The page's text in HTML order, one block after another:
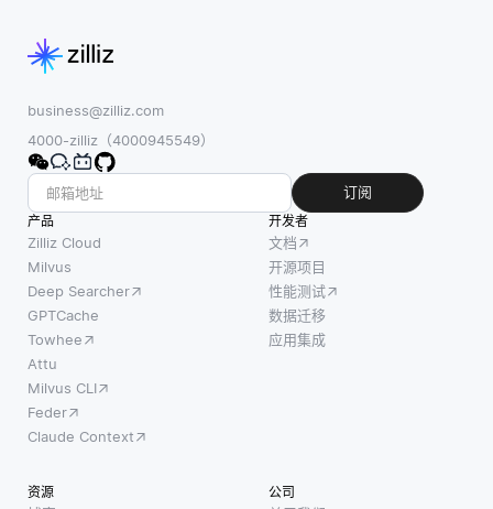
business@zilliz.com
4000-zilliz（4000945549）
订阅
产品
Zilliz Cloud
Milvus
Deep Searcher
GPTCache
Towhee
Attu
Milvus CLI
Feder
Claude Context
开发者
文档
开源项目
性能测试
数据迁移
应用集成
资源 公司